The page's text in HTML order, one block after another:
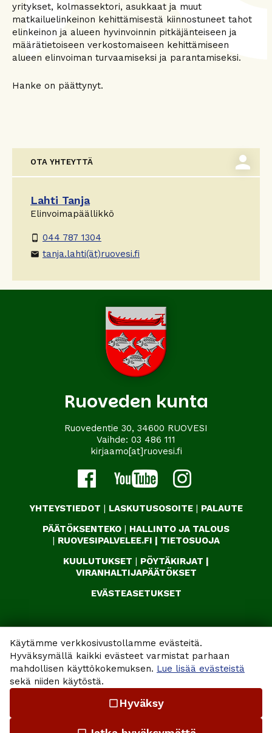
Käytämme verkkosivustollamme evästeitä.
Hyväksymällä kaikki evästeet varmistat parhaan
mahdollisen käyttökokemuksen. Lue lisää evästeistä
sekä niiden käytöstä.
check_box_outline_blank Hyväksy
yritykset, kolmassektori, asukkaat ja muut
matkailuelinkeinon kehittämisestä kiinnostuneet tahot
elinkeinon ja alueen hyvinvoinnin pitkäjänteiseen ja
määrätietoiseen verkostomaiseen kehittämiseen
alueen elinvoiman turvaamiseksi ja parantamiseksi.
Hanke on päättynyt.
OTA YHTEYTTÄ person
Lahti Tanja
Elinvoimapäällikkö
phone_android 044 787 1304
email tanja.lahti(ät)ruovesi.fi
Ruoveden kunta
Ruovedentie 30, 34600 RUOVESI
Vaihde: 03 486 111
kirjaamo[at]ruovesi.fi
YHTEYSTIEDOT | LASKUTUSOSOITE | PALAUTE
PÄÄTÖKSENTEKO | HALLINTO JA TALOUS
| RUOVESIPALVELEE.FI | TIETOSUOJA
KUULUTUKSET | PÖYTÄKIRJAT |
VIRANHALTIJAPÄÄTÖKSET
EVÄSTEASETUKSET